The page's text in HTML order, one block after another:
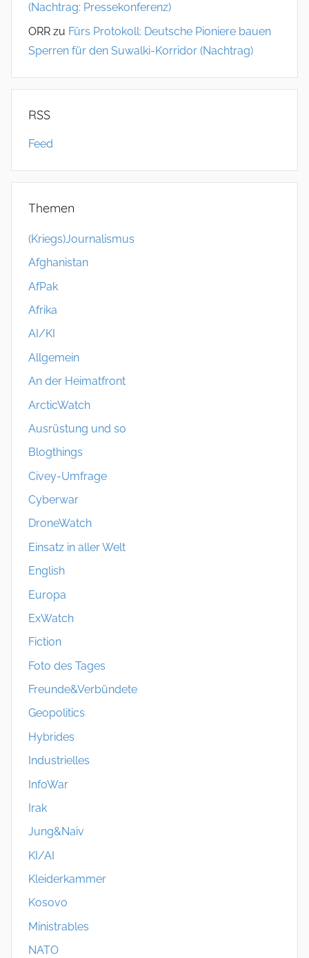
(Nachtrag: Pressekonferenz)
ORR zu Fürs Protokoll: Deutsche Pioniere bauen
Sperren für den Suwalki-Korridor (Nachtrag)
RSS
Feed
Themen
(Kriegs)Journalismus
Afghanistan
AfPak
Afrika
AI/KI
Allgemein
An der Heimatfront
ArcticWatch
Ausrüstung und so
Blogthings
Civey-Umfrage
Cyberwar
DroneWatch
Einsatz in aller Welt
English
Europa
ExWatch
Fiction
Foto des Tages
Freunde&Verbündete
Geopolitics
Hybrides
Industrielles
InfoWar
Irak
Jung&Naiv
KI/AI
Kleiderkammer
Kosovo
Ministrables
NATO